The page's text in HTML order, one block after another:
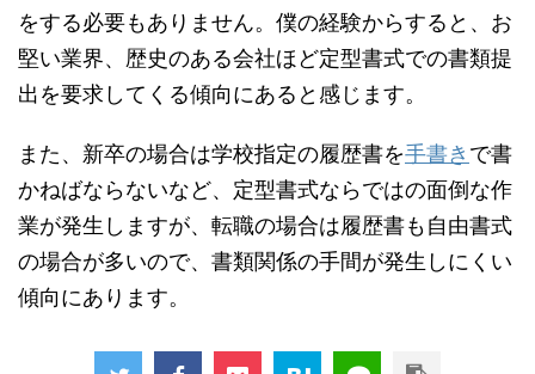
をする必要もありません。僕の経験からすると、お
堅い業界、歴史のある会社ほど定型書式での書類提
出を要求してくる傾向にあると感じます。
また、新卒の場合は学校指定の履歴書を手書き で書
かねばならないなど、定型書式ならではの面倒な作
業が発生しますが、転職の場合は履歴書も自由書式
の場合が多いので、書類関係の手間が発生しにくい
傾向にあります。